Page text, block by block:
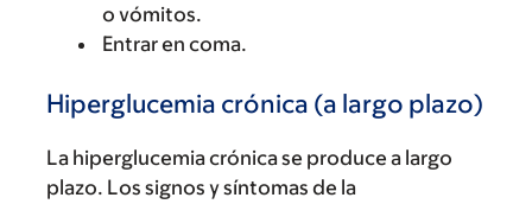
o vómitos.
Entrar en coma.
Hiperglucemia crónica (a largo plazo)
La hiperglucemia crónica se produce a largo
plazo. Los signos y síntomas de la